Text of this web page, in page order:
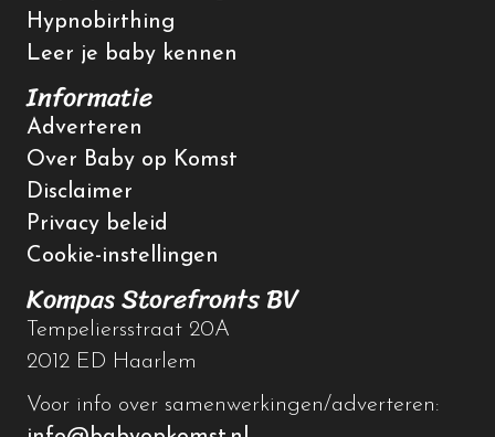
Hypnobirthing
Leer je baby kennen
Informatie
Adverteren
Over Baby op Komst
Disclaimer
Privacy beleid
Cookie-instellingen
Kompas Storefronts BV
Tempeliersstraat 20A
2012 ED Haarlem
Voor info over samenwerkingen/adverteren: